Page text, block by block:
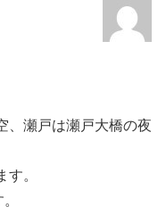
、瀬戸は瀬戸大橋の夜
。